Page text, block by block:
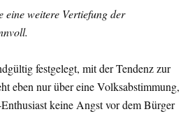
eine weitere Vertiefung der
festgelegt, mit der Tendenz zur
eben nur über eine Volksabstimmung,
keine Angst vor dem Bürger